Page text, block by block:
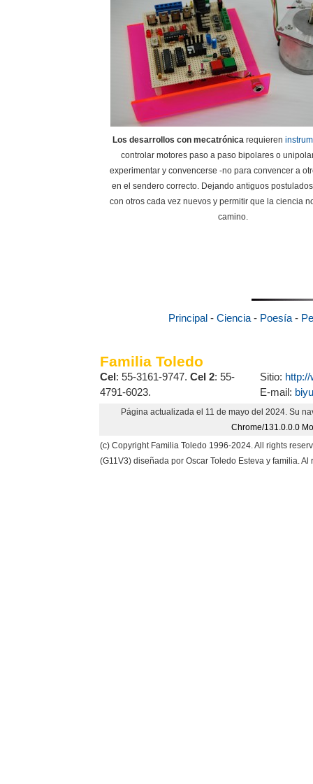
Los desarrollos con mecatrónica requieren
controlar motores paso a paso bipolares o
experimentar y convencerse -no para convencer a
en el sendero correcto. Dejando antiguos
con otros cada vez nuevos y permitir que la ciencia
camino.
Principal - Ciencia- Poesía-
Familia Toledo
Cel : 55-3161-9747. Cel 2: 55-
4791-6023.
Sitio:
E-mail:
Página actualizada el 11 de mayo del 2024. Su
Chrome/131.0.0.0
(c) Copyright Familia Toledo 1996-2024. All rights
(G11V3) diseñada por Oscar Toledo Esteva y familia.